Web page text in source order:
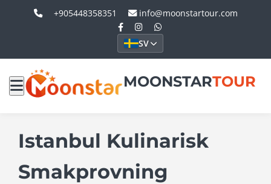
+905448358351 info@moonstartour.com
SV
MOONSTARTOUR
Istanbul Kulinarisk
Smakprovning